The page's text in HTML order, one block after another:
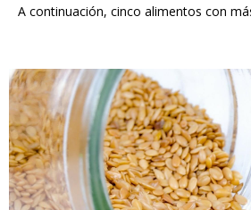
A continuación, cinco alimentos con